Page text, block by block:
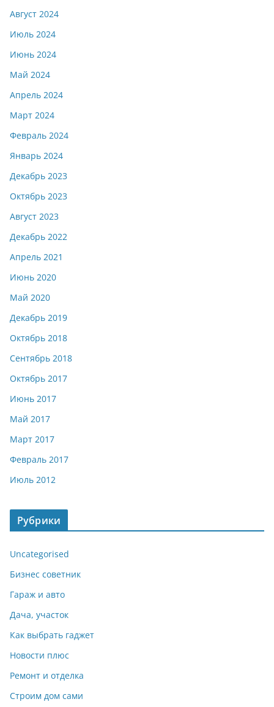
Август 2024
Июль 2024
Июнь 2024
Май 2024
Апрель 2024
Март 2024
Февраль 2024
Январь 2024
Декабрь 2023
Октябрь 2023
Август 2023
Декабрь 2022
Апрель 2021
Июнь 2020
Май 2020
Декабрь 2019
Октябрь 2018
Сентябрь 2018
Октябрь 2017
Июнь 2017
Май 2017
Март 2017
Февраль 2017
Июль 2012
Рубрики
Uncategorised
Бизнес советник
Гараж и авто
Дача, участок
Как выбрать гаджет
Новости плюс
Ремонт и отделка
Строим дом сами